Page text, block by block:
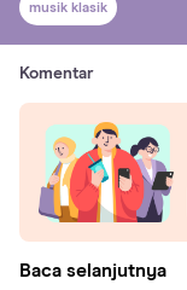
musik klasik
Komentar
Baca selanjutnya